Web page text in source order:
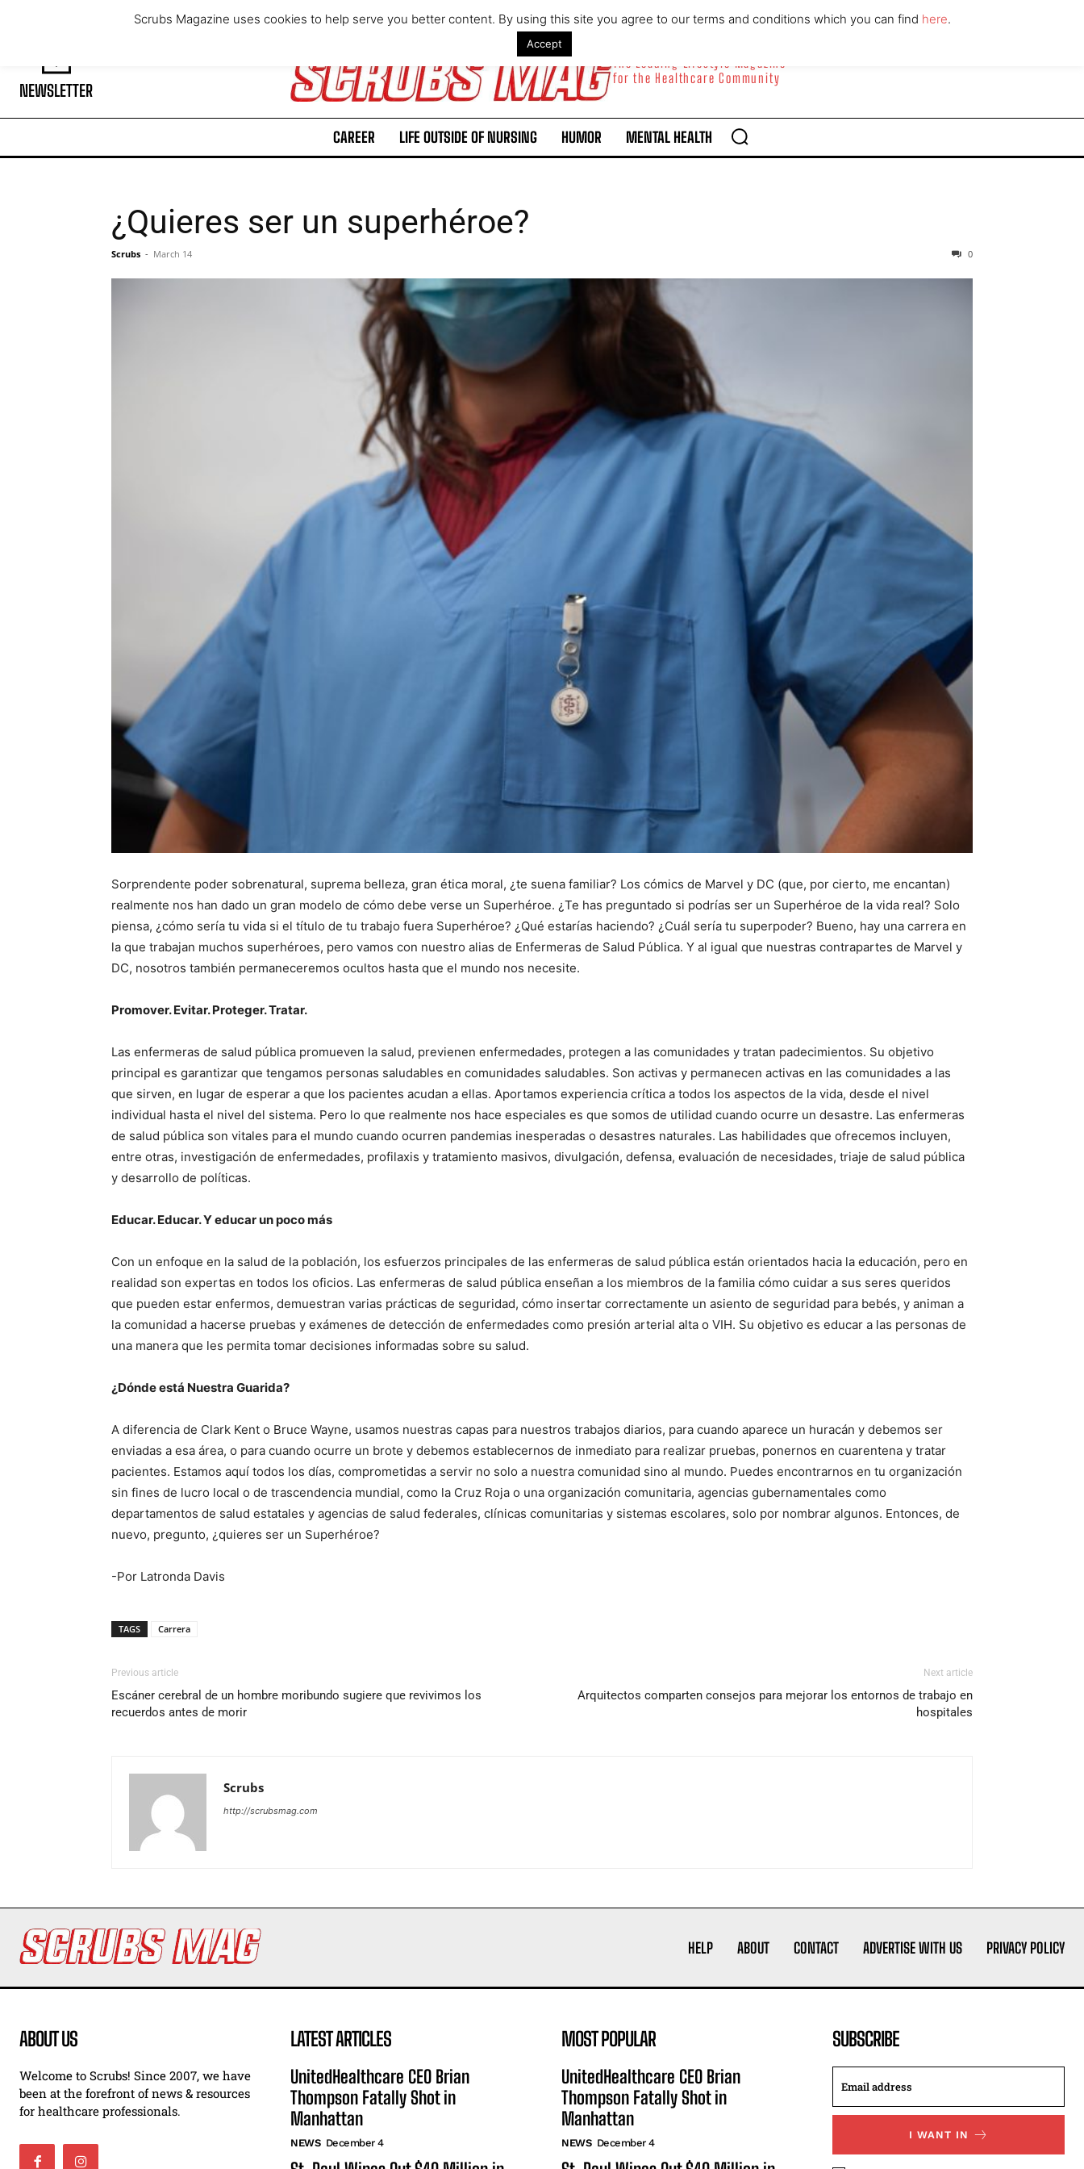
NEWSLETTER
The Leading Lifestyle Magazine
for the Healthcare Community
CAREER LIFE OUTSIDE OF NURSING HUMOR MENTAL HEALTH
¿Quieres ser un superhéroe?
Scrubs - March 14 0
Sorprendente poder sobrenatural, suprema belleza, gran ética moral, ¿te suena familiar? Los cómics de Marvel y DC (que, por cierto, me encantan)
realmente nos han dado un gran modelo de cómo debe verse un Superhéroe. ¿Te has preguntado si podrías ser un Superhéroe de la vida real? Solo
piensa, ¿cómo sería tu vida si el título de tu trabajo fuera Superhéroe? ¿Qué estarías haciendo? ¿Cuál sería tu superpoder? Bueno, hay una carrera en
la que trabajan muchos superhéroes, pero vamos con nuestro alias de Enfermeras de Salud Pública. Y al igual que nuestras contrapartes de Marvel y
DC, nosotros también permaneceremos ocultos hasta que el mundo nos necesite.
Promover. Evitar. Proteger. Tratar.
Las enfermeras de salud pública promueven la salud, previenen enfermedades, protegen a las comunidades y tratan padecimientos. Su objetivo
principal es garantizar que tengamos personas saludables en comunidades saludables. Son activas y permanecen activas en las comunidades a las
que sirven, en lugar de esperar a que los pacientes acudan a ellas. Aportamos experiencia crítica a todos los aspectos de la vida, desde el nivel
individual hasta el nivel del sistema. Pero lo que realmente nos hace especiales es que somos de utilidad cuando ocurre un desastre. Las enfermeras
de salud pública son vitales para el mundo cuando ocurren pandemias inesperadas o desastres naturales. Las habilidades que ofrecemos incluyen,
entre otras, investigación de enfermedades, profilaxis y tratamiento masivos, divulgación, defensa, evaluación de necesidades, triaje de salud pública
y desarrollo de políticas.
Educar. Educar. Y educar un poco más
Con un enfoque en la salud de la población, los esfuerzos principales de las enfermeras de salud pública están orientados hacia la educación, pero en
realidad son expertas en todos los oficios. Las enfermeras de salud pública enseñan a los miembros de la familia cómo cuidar a sus seres queridos
que pueden estar enfermos, demuestran varias prácticas de seguridad, cómo insertar correctamente un asiento de seguridad para bebés, y animan a
la comunidad a hacerse pruebas y exámenes de detección de enfermedades como presión arterial alta o VIH. Su objetivo es educar a las personas de
una manera que les permita tomar decisiones informadas sobre su salud.
¿Dónde está Nuestra Guarida?
A diferencia de Clark Kent o Bruce Wayne, usamos nuestras capas para nuestros trabajos diarios, para cuando aparece un huracán y debemos ser
enviadas a esa área, o para cuando ocurre un brote y debemos establecernos de inmediato para realizar pruebas, ponernos en cuarentena y tratar
pacientes. Estamos aquí todos los días, comprometidas a servir no solo a nuestra comunidad sino al mundo. Puedes encontrarnos en tu organización
sin fines de lucro local o de trascendencia mundial, como la Cruz Roja o una organización comunitaria, agencias gubernamentales como
departamentos de salud estatales y agencias de salud federales, clínicas comunitarias y sistemas escolares, solo por nombrar algunos. Entonces, de
nuevo, pregunto, ¿quieres ser un Superhéroe?
-Por Latronda Davis
TAGS Carrera
Previous article
Escáner cerebral de un hombre moribundo sugiere que revivimos los
recuerdos antes de morir
Next article
Arquitectos comparten consejos para mejorar los entornos de trabajo en
hospitales
Scrubs
http://scrubsmag.com
HELP ABOUT CONTACT ADVERTISE WITH US PRIVACY POLICY
ABOUT US
Welcome to Scrubs! Since 2007, we have
been at the forefront of news & resources
for healthcare professionals.
LATEST ARTICLES
UnitedHealthcare CEO Brian
Thompson Fatally Shot in
Manhattan
NEWS December 4
MOST POPULAR
UnitedHealthcare CEO Brian
Thompson Fatally Shot in
Manhattan
NEWS December 4
SUBSCRIBE
I WANT IN
Scrubs Magazine uses cookies to help serve you better content. By using this site you agree to our terms and conditions which you can find here.
Accept